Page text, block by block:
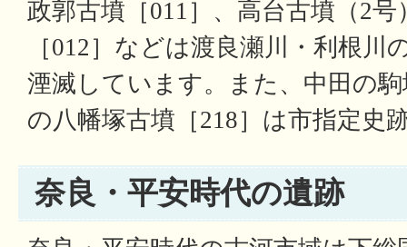
政郭古墳［011］、高台古墳（2
［012］などは渡良瀬川・利根川
湮滅しています。また、中田の
の八幡塚古墳［218］は市指定史
奈良・平安時代の遺跡